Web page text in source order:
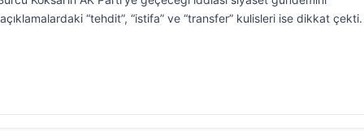
“tehdit”, “istifa” ve “transfer” kulisleri ise dikkat çekti.